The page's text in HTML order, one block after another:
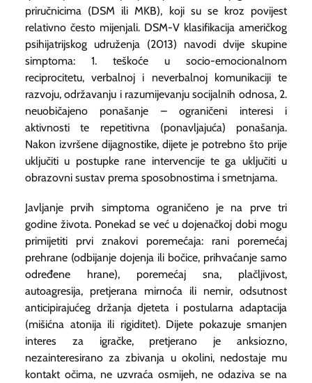
priručnicima (DSM ili MKB), koji su se kroz povijest
relativno često mijenjali. DSM-V klasifikacija američkog
psihijatrijskog udruženja (2013) navodi dvije skupine
simptoma: 1. teškoće u socio-emocionalnom
reciprocitetu, verbalnoj i neverbalnoj komunikaciji te
razvoju, održavanju i razumijevanju socijalnih odnosa, 2.
neuobičajeno ponašanje – ograničeni interesi i
aktivnosti te repetitivna (ponavljajuća) ponašanja.
Nakon izvršene dijagnostike, dijete je potrebno što prije
uključiti u postupke rane intervencije te ga uključiti u
obrazovni sustav prema sposobnostima i smetnjama.
Javljanje prvih simptoma ograničeno je na prve tri
godine života. Ponekad se već u dojenačkoj dobi mogu
primijetiti prvi znakovi poremećaja: rani poremećaj
prehrane (odbijanje dojenja ili bočice, prihvaćanje samo
određene hrane), poremećaj sna, plačljivost,
autoagresija, pretjerana mirnoća ili nemir, odsutnost
anticipirajućeg držanja djeteta i postularna adaptacija
(mišićna atonija ili rigiditet). Dijete pokazuje smanjen
interes za igračke, pretjerano je anksiozno,
nezainteresirano za zbivanja u okolini, nedostaje mu
kontakt očima, ne uzvraća osmijeh, ne odaziva se na